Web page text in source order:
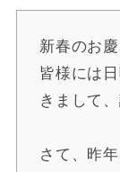
新春のお
皆様には
きまして
さて、昨